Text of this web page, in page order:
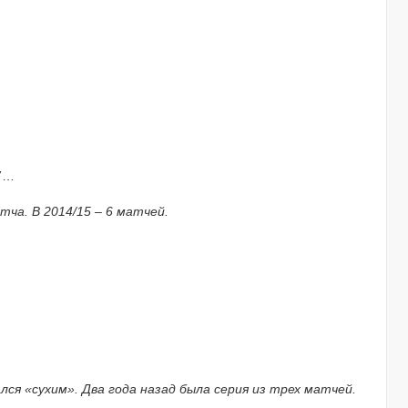
В 2014/15 – 6 матчей.
«сухим». Два года назад была серия из трех матчей.